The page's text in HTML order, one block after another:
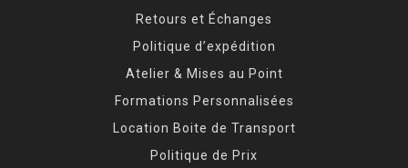
Retours et Échanges
Politique d’expédition
Atelier & Mises au Point
Formations Personnalisées
Location Boite de Transport
Politique de Prix